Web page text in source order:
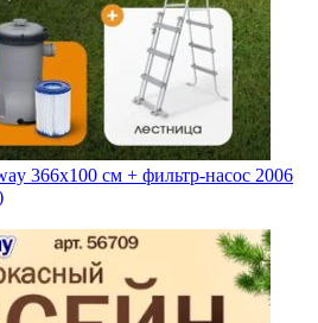
366х100 см + фильтр-насос 2006